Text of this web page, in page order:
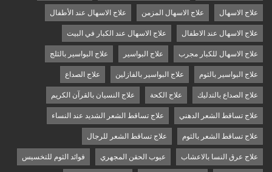
علاج الاسهال علاج الاسهال المزمن علاج الاسهال عند الأطفال
علاج الاسهال عند الاطفال علاج الاسهال عند الكبار في البيت
علاج الاسهال للكبار مجرب علاج البواسير علاج البواسير بالثلج
علاج البواسير بالثوم علاج البواسير بالفازلين علاج الصداع
علاج الصداع بالتدليك علاج الكحة علاج النسيان بالقرآن الكريم
علاج تساقط الشعر الدهني علاج تساقط الشعر الشديد عند النساء
علاج تساقط الشعر بالثوم علاج تساقط الشعر للرجال
علاج عرق النسا بالاعشاب عيوب الحقن المجهري فوائد الثوم للتخسيس